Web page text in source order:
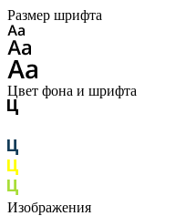
Размер шрифта
Цвет фона и шрифта
Изображения